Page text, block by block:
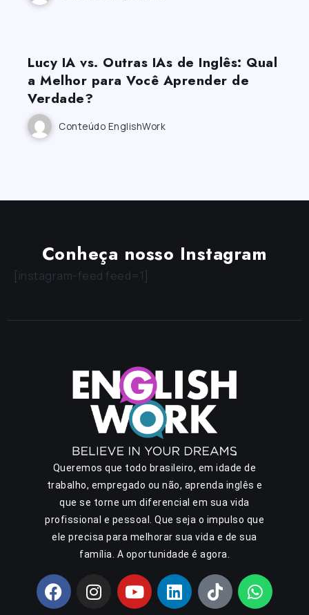
Lucy IA vs. Outras IAs de Inglês: Qual
a Melhor para Você Aprender de
Verdade?
Conteúdo EnglishWork
Conheça nosso Instagram
[instagram-feed feed=1]
Queremos que todo brasileiro, em idade de
trabalho, empregado ou não, aprenda inglês e
que se torne um diferencial em sua vida
profissional e pessoal. Que seja o impulso que
ele precisa para melhorar sua vida e de sua
família. A oportunidade é agora.